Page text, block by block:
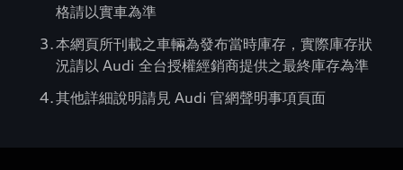
格請以實車為準
本網頁所刊載之車輛為發布當時庫存，實際庫存狀
況請以 Audi 全台授權經銷商提供之最終庫存為準
其他詳細說明請見 Audi 官網聲明事項頁面